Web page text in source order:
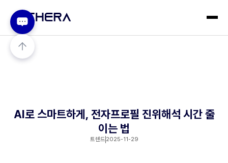
AI로 스마트하게, 전자프로필 진위해석 시간 줄
이는 법
트렌드 2025-11-29